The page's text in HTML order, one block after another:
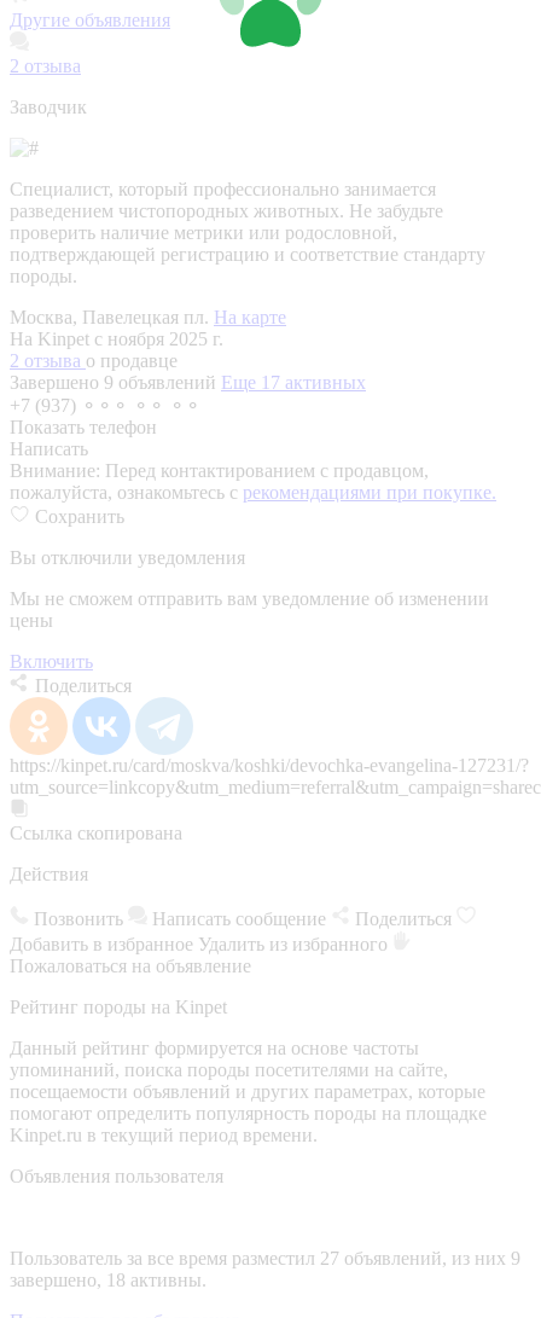
Другие объявления
2 отзыва
Заводчик
Специалист, который профессионально занимается
разведением чистопородных животных. Не забудьте
проверить наличие метрики или родословной,
подтверждающей регистрацию и соответствие стандарту
породы.
Москва, Павелецкая пл. На карте
На Kinpet c ноября 2025 г.
2 отзыва о продавце
Завершено 9 объявлений Еще 17 активных
+7 (937) ⚬⚬⚬ ⚬⚬ ⚬⚬
Показать телефон
Написать
Внимание: Перед контактированием с продавцом,
пожалуйста, ознакомьтесь с рекомендациями при покупке.
Сохранить
Вы отключили уведомления
Мы не сможем отправить вам уведомление об изменении
цены
Включить
Поделиться
https://kinpet.ru/card/moskva/koshki/devochka-evangelina-127231/?
Ссылка скопирована
Действия
Позвонить Написать сообщение
Поделиться
Добавить в избранное Удалить из избранного
Пожаловаться на объявление
Рейтинг породы на Kinpet
Данный рейтинг формируется на основе частоты
упоминаний, поиска породы посетителями на сайте,
посещаемости объявлений и других параметрах, которые
помогают определить популярность породы на площадке
Kinpet.ru в текущий период времени.
Объявления пользователя
Пользователь за все время разместил 27 объявлений, из них 9
завершено, 18 активны.